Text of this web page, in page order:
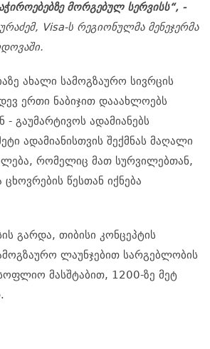
მორგებულ სერვისს“, -
, Visa-ს რეგიონულმა მენეჯერმა
ახალი სამოგზაურო სივრცის
ერთი ნაბიჯით დააახლოებს
- გაუმარტივოს ადამიანებს
ადამიანისთვის შექმნას მაღალი
რომელიც მათ სურვილებთან,
წესთან იქნება
გარდა, თიბისი კონცეპტის
ლაუნჯებით სარგებლობის
მასშტაბით, 1200-ზე მეტ